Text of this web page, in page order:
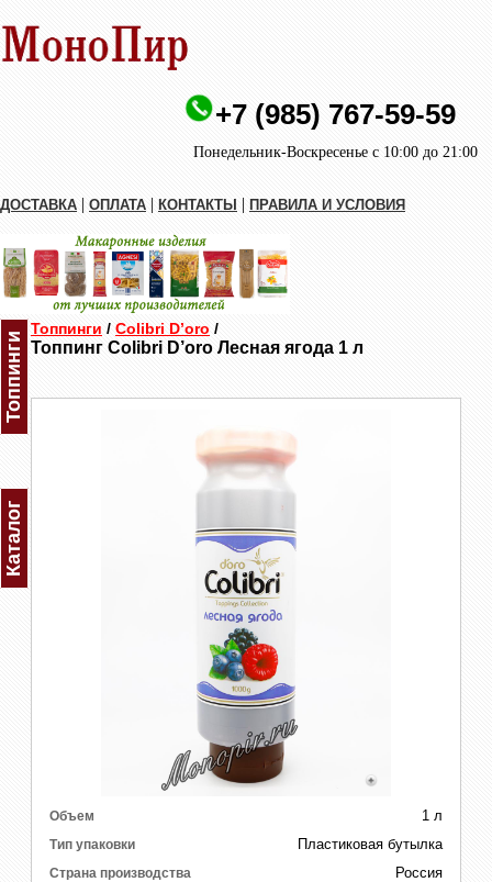
+7 (985) 767-59-59
Понедельник-Воскресенье с 10:00 до 21:00
ДОСТАВКА | ОПЛАТА | КОНТАКТЫ | ПРАВИЛА И УСЛОВИЯ
Топпинги
Каталог
Топпинги / Colibri D’oro /
Топпинг Colibri D’oro Лесная ягода 1 л
Объем 1 л
Тип упаковки Пластиковая бутылка
Страна производства Россия